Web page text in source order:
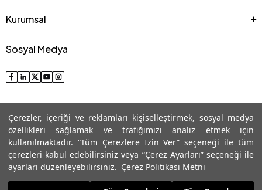
Çerezler, içeriği ve reklamları kişiselleştirmek, sosyal medya
özellikleri sağlamak ve trafiğimizi analiz etmek için
kullanılmaktadır. “Tüm Çerezlere İzin Ver” seçeneği ile tüm
çerezleri kabul edebilirsiniz veya “Çerez Ayarları” seçeneği ile
ayarları düzenleyebilirsiniz. Çerez Politikası Metni
Kurumsal
Sosyal Medya
© 2025 Roman® Tüm Hakları Saklıdır, İzinsiz kullanılamaz